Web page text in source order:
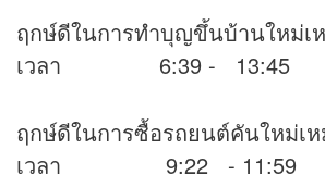
ฤกษ์ดีในการทำบุญขึ้นบ้านใหม่เ
เวลา 6:39 - 13:45
ฤกษ์ดีในการซื้อรถยนต์คันใหม่เ
เวลา 9:22 - 11:59